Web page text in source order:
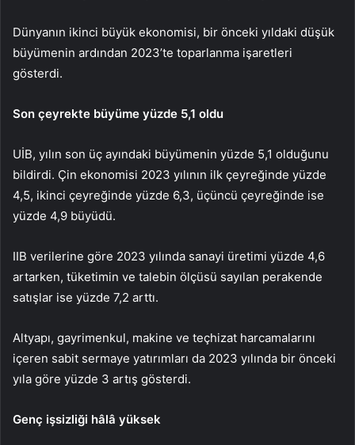
Dünyanın ikinci büyük ekonomisi, bir önceki yıldaki düşük
büyümenin ardından 2023’te toparlanma işaretleri
gösterdi.
Son çeyrekte büyüme yüzde 5,1 oldu
UİB, yılın son üç ayındaki büyümenin yüzde 5,1 olduğunu
bildirdi. Çin ekonomisi 2023 yılının ilk çeyreğinde yüzde
4,5, ikinci çeyreğinde yüzde 6,3, üçüncü çeyreğinde ise
yüzde 4,9 büyüdü.
IIB verilerine göre 2023 yılında sanayi üretimi yüzde 4,6
artarken, tüketimin ve talebin ölçüsü sayılan perakende
satışlar ise yüzde 7,2 arttı.
Altyapı, gayrimenkul, makine ve teçhizat harcamalarını
içeren sabit sermaye yatırımları da 2023 yılında bir önceki
yıla göre yüzde 3 artış gösterdi.
Genç işsizliği hâlâ yüksek